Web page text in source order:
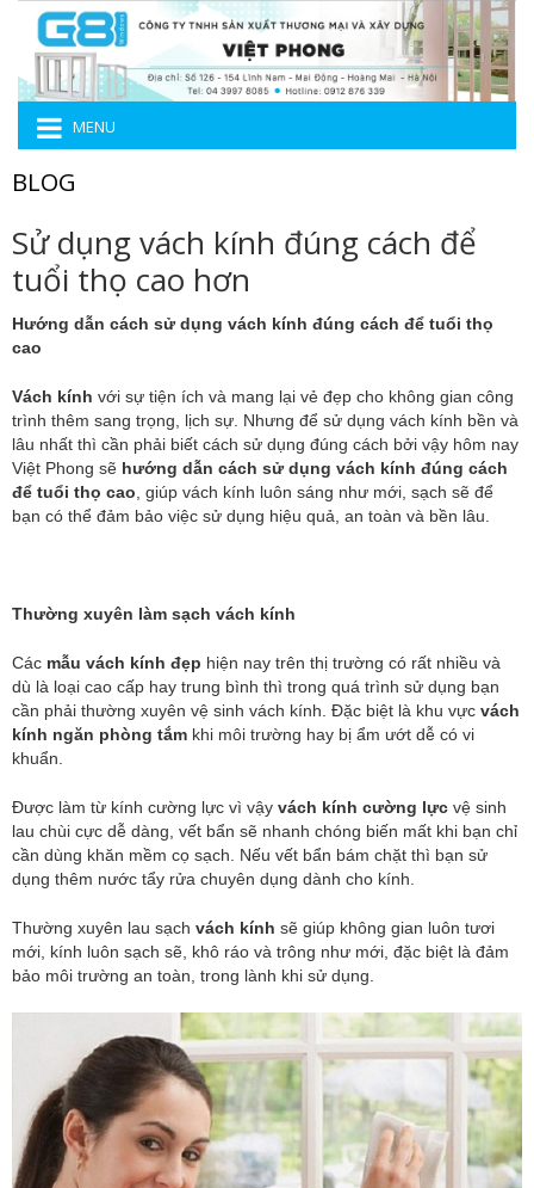
MENU
BLOG
Sử dụng vách kính đúng cách để
tuổi thọ cao hơn
Hướng dẫn cách sử dụng vách kính đúng cách để tuổi thọ
cao
Vách kính với sự tiện ích và mang lại vẻ đẹp cho không gian công
trình thêm sang trọng, lịch sự. Nhưng để sử dụng vách kính bền và
lâu nhất thì cần phải biết cách sử dụng đúng cách bởi vậy hôm nay
Việt Phong sẽ hướng dẫn cách sử dụng vách kính đúng cách
để tuổi thọ cao , giúp vách kính luôn sáng như mới, sạch sẽ để
bạn có thể đảm bảo việc sử dụng hiệu quả, an toàn và bền lâu.
Thường xuyên làm sạch vách kính
Các mẫu vách kính đẹp hiện nay trên thị trường có rất nhiều và
dù là loại cao cấp hay trung bình thì trong quá trình sử dụng bạn
cần phải thường xuyên vệ sinh vách kính. Đặc biệt là khu vực vách
kính ngăn phòng tắm khi môi trường hay bị ẩm ướt dễ có vi
khuẩn.
Được làm từ kính cường lực vì vậy vách kính cường lực vệ sinh
lau chùi cực dễ dàng, vết bẩn sẽ nhanh chóng biến mất khi bạn chỉ
cần dùng khăn mềm cọ sạch. Nếu vết bẩn bám chặt thì bạn sử
dụng thêm nước tẩy rửa chuyên dụng dành cho kính.
Thường xuyên lau sạch vách kính sẽ giúp không gian luôn tươi
mới, kính luôn sạch sẽ, khô ráo và trông như mới, đặc biệt là đảm
bảo môi trường an toàn, trong lành khi sử dụng.